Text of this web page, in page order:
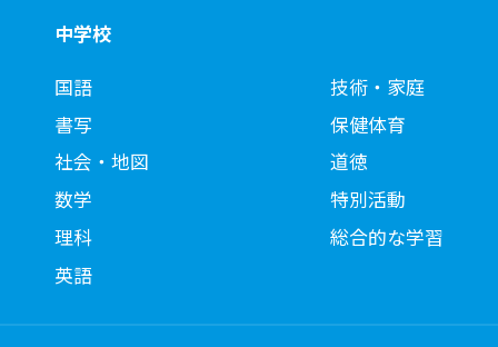
中学校
国語
書写
社会・地図
数学
理科
英語
技術・家庭
保健体育
道徳
特別活動
総合的な学習